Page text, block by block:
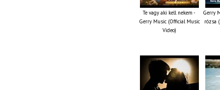
Te vagy aki kell nekem -
Gerry Music (Official Music
Video)
Gerry
rózsa